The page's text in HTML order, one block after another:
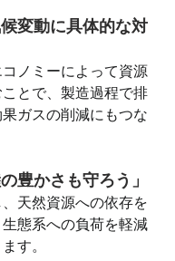
変動に具体的な対
ノミーによって資源
とで、製造過程で排
ガスの削減にもつな
豊かさも守ろう」
天然資源への依存を
態系への負荷を軽減
す。